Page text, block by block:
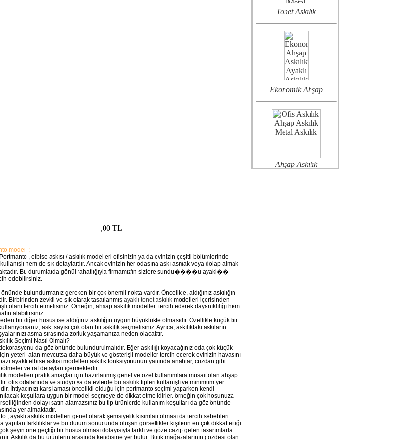
Tonet Askılık
Ekonomik Ahşap
Ahşap Askılık
,00 TL
modeli ;
, elbise askısı / askılık modelleri ofisinizin ya da evinizin çeşitli bölümlerinde
hem de şık detaylardır. Ancak evinizin her odasına askı asmak veya dolap almak
Bu durumlarda gönül rahatlığıyla firmamız'ın sizlere sundu����u ayakl��
edebilirsiniz.
bulundurmanız gereken bir çok önemli nokta vardır. Öncelikle, aldığınız askılığın
Birbirinden zevkli ve şık olarak tasarlanmış ayaklı tonet askılıkmodelleri içerisinden
olanı tercih etmelisiniz. Örneğin, ahşap askılık modelleri tercih ederek dayanıklılığı hem
alabilirsiniz.
bir diğer husus ise aldığınız askılığın uygun büyüklükte olmasıdır. Özellikle küçük bir
askı sayısı çok olan bir askılık seçmelisiniz. Ayrıca, askılıktaki askıların
asma sırasında zorluk yaşamanıza neden olacaktır.
Seçimi Nasıl Olmalı?
da göz önünde bulundurulmalıdır. Eğer askılığı koyacağınız oda çok küçük
için yeterli alan mevcutsa daha büyük ve gösterişli modeller tercih ederek evinizin havasını
ayaklı elbise askısı modelleri askılık fonksiyonunun yanında anahtar, cüzdan gibi
ve raf detayları içermektedir.
modelleri pratik amaçlar için hazırlanmış genel ve özel kullanımlara müsait olan ahşap
ofis odalarında ve stüdyo ya da evlerde bu askılıktipleri kullanışlı ve minimum yer
İhtiyacınızı karşılaması öncelikli olduğu için portmanto seçimi yaparken kendi
koşullara uygun bir model seçmeye de dikkat etmelidirler. örneğin çok hoşunuza
dolayı satın alamazsınız bu tip ürünlerde kullanım koşulları da göz önünde
yer almaktadır.
, ayaklı askılık modelleri genel olarak şemsiyelik kısımları olması da tercih sebebleri
yapılan farklılıklar ve bu durum sonucunda oluşan görsellikler kişilerin en çok dikkat ettiği
şeyin öne geçtiği bir husus olması dolayısıyla farklı ve göze cazip gelen tasarımlarla
Askılık da bu ürünlerin arasında kendisine yer bulur. Butik mağazalarının gözdesi olan